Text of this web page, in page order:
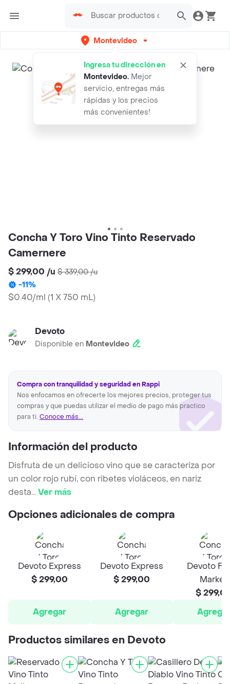
Montevideo
Ingresa tu dirección en
Montevideo. Mejor
servicio, entregas más
rápidas y los precios
más convenientes!
Concha Y Toro Vino Tinto Reservado
Camernere
$ 299,00 /u $ 339,00/u
-11%
$0.40/ml (1 X 750 mL)
Devoto
Disponible en Montevideo
Compra con tranquilidad y seguridad en Rappi
Nos enfocamos en ofrecerte los mejores precios, proteger tus
compras y que puedas utilizar el medio de pago más practico
para ti. Conoce más...
Información del producto
Disfruta de un delicioso vino que se caracteriza por
un color rojo rubí, con ribetes violáceos, en nariz
desta...Ver más
Opciones adicionales de compra
Devoto Express
$ 299,00
Agregar
Devoto Express
$ 299,00
Agregar
Devoto
Market
$
Agregar
Productos similares en Devoto